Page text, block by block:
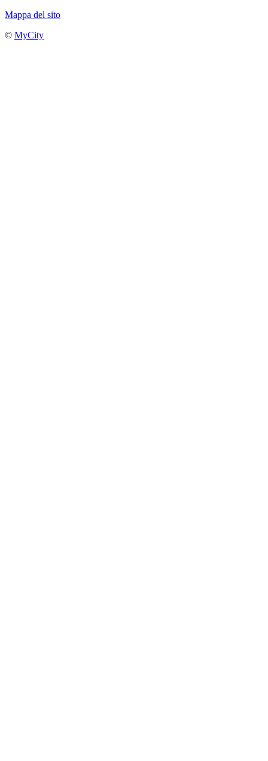
Mappa del sito
© MyCity